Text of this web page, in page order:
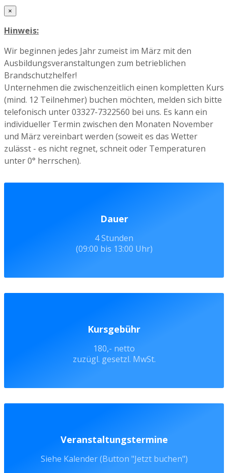
×
Hinweis:
Wir beginnen jedes Jahr zumeist im März mit den
Ausbildungsveranstaltungen zum betrieblichen
Brandschutzhelfer!
Unternehmen die zwischenzeitlich einen kompletten Kurs
(mind. 12 Teilnehmer) buchen möchten, melden sich bitte
telefonisch unter 03327-7322560 bei uns. Es kann ein
individueller Termin zwischen den Monaten November
und März vereinbart werden (soweit es das Wetter
zulässt - es nicht regnet, schneit oder Temperaturen
unter 0° herrschen).
Dauer
4 Stunden
(09:00 bis 13:00 Uhr)
Kursgebühr
180,- netto
zuzügl. gesetzl. MwSt.
Veranstaltungstermine
Siehe Kalender (Button "Jetzt buchen")